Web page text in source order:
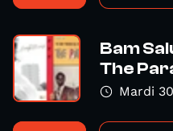
Bam
The
Mardi